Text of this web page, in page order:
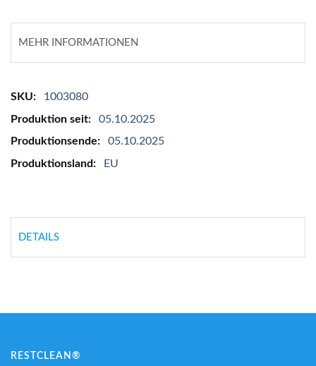
MEHR INFORMATIONEN
Mehr
Informationen
1003080
05.10.2025
05.10.2025
EU
DETAILS
RESTCLEAN®